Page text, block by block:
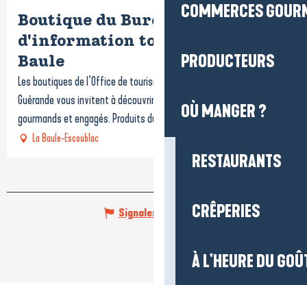
COMMERCES
PRODUCTEURS
OÙ MANGER ?
RESTAURANTS
CRÊPERIES
À L'HEURE DU
Boutique du Bureau
d'information touristique de La
Baule
Les boutiques de l’Office de tourisme La Baule-Presqu’île de
Guérande vous invitent à découvrir une sélection de produits locaux,
gourmands et engagés. Produits du terroir,...
La Baule-Escoublac
Signaler une erreur